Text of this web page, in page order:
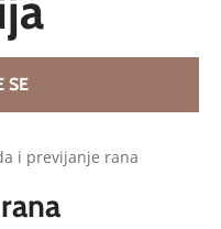
SE
i previjanje rana